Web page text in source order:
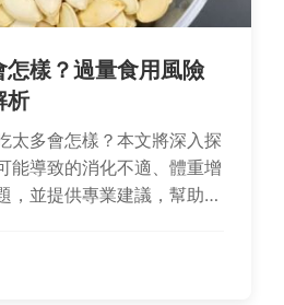
樣？過量食用風險
析
太多會怎樣？本文將深入探
能導致的消化不適、體重增
，並提供專業建議，幫助您